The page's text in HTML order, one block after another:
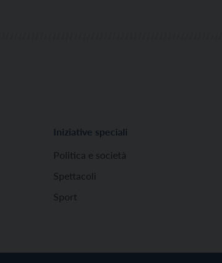
Iniziative speciali
Politica e società
Spettacoli
Sport